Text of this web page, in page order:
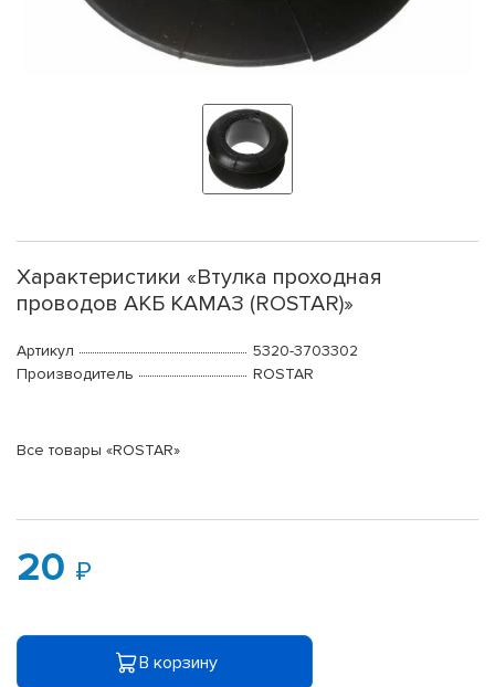
Характеристики «Втулка проходная
проводов АКБ КАМАЗ (ROSTAR)»
Артикул
5320-3703302
Производитель
ROSTAR
Все товары «ROSTAR»
20
В корзину